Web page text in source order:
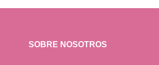
SOBRE NOSOTROS